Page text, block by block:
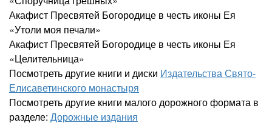
Акафист Пресвятей Богородице в честь иконы Ея
«Утоли моя печали»
Акафист Пресвятей Богородице в честь иконы Ея
«Целительница»
Посмотреть другие книги и диски Издательства Свято-
Елисаветинского монастыря
Посмотреть другие книги малого дорожного формата в
разделе: Дорожные издания